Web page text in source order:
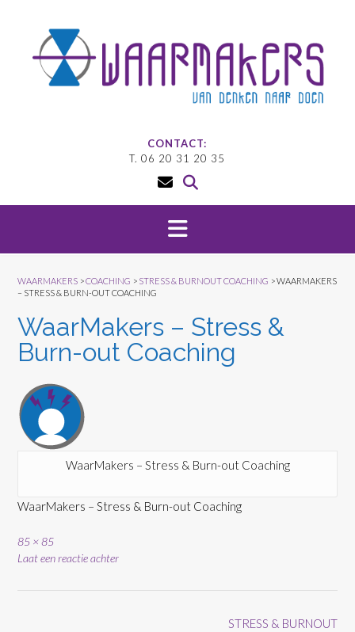
CONTACT:
T. 06 20 31 20 35
WAARMAKERS >COACHING > STRESS & BURNOUT COACHING >WAARMAKERS
– STRESS & BURN-OUT COACHING
WaarMakers – Stress &
Burn-out Coaching
WaarMakers – Stress & Burn-out Coaching
WaarMakers – Stress & Burn-out Coaching
Volledige
grootte
85 × 85
Laat een reactie achter
STRESS & BURNOUT